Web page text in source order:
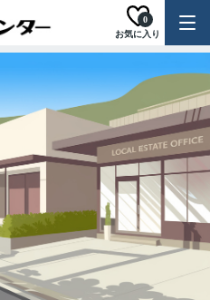
お気に入り
0